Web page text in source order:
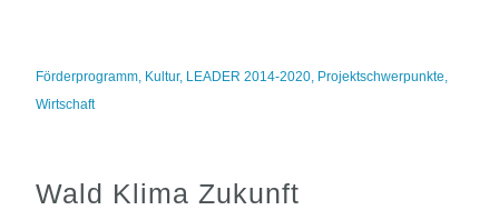
Förderprogramm, Kultur, LEADER 2014-2020, Projektschwerpunkte,
Wirtschaft
Wald Klima Zukunft